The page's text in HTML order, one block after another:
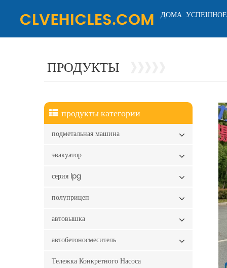
ДОМА
ПРОДУКТЫ
продукты категории
подметальная машина
эвакуатор
серия lpg
полуприцеп
автовышка
автобетоносмеситель
Тележка Конкретного Насоса